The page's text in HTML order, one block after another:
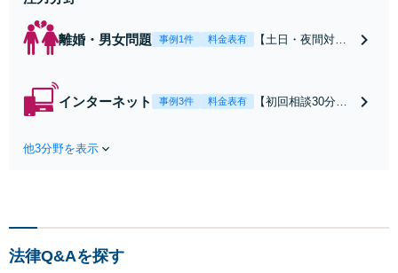
離婚・男女問題 事例1件 料金表有
【土日・夜間対応
れたら、サインす
インターネット 事例3件 料金表有
【初回相談30分無
お店の風評被害対
他3分野を表示
法律Q&Aを探す